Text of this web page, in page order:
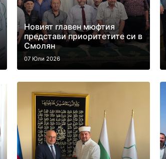
Новият главен мюфтия
представи приоритетите си в
Смолян
07 Юли 2026